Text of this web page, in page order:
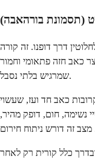
דרך דופנו. זה קורה
כאב חזה פתאומי וחמור
שמרגיש בלתי נסבל.
כאב חד ועז, שעשוי
נשימה, חום, דופק מהיר,
כלל קורית רק לאחר